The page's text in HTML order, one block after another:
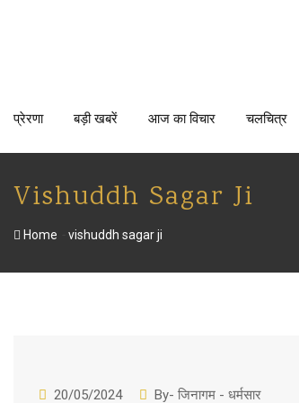
प्रेरणा बड़ी खबरें आज का विचार चलचित्र
Vishuddh Sagar Ji
Home vishuddh sagar ji
20/05/2024 By- जिनागम - धर्मसार